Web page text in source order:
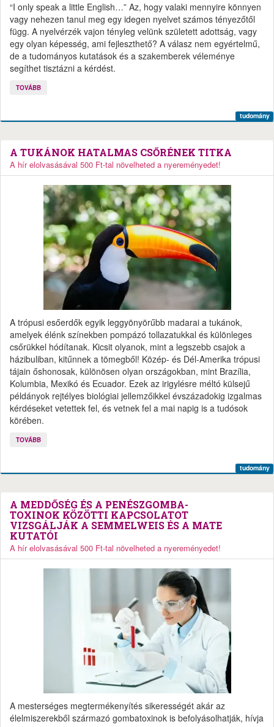
“I only speak a little English…” Az, hogy valaki mennyire könnyen
vagy nehezen tanul meg egy idegen nyelvet számos tényezőtől
függ. A nyelvérzék vajon tényleg velünk született adottság, vagy
egy olyan képesség, ami fejleszthető? A válasz nem egyértelmű,
de a tudományos kutatások és a szakemberek véleménye
segíthet tisztázni a kérdést.
TOVÁBB
tudomány
A TUKÁNOK HATALMAS CSŐRÉNEK TITKA
A hír elolvasásával 500 Ft-tal növelheted a nyereményedet!
A trópusi esőerdők egyik leggyönyörűbb madarai a tukánok,
amelyek élénk színekben pompázó tollazatukkal és különleges
csőrükkel hódítanak. Kicsit olyanok, mint a legszebb csajok a
házibuliban, kitűnnek a tömegből! Közép- és Dél-Amerika trópusi
tájain őshonosak, különösen olyan országokban, mint Brazília,
Kolumbia, Mexikó és Ecuador. Ezek az irigylésre méltó külsejű
példányok rejtélyes biológiai jellemzőikkel évszázadokig izgalmas
kérdéseket vetettek fel, és vetnek fel a mai napig is a tudósok
körében.
TOVÁBB
tudomány
A MEDDŐSÉG ÉS A PENÉSZGOMBA-
TOXINOK KÖZÖTTI KAPCSOLATOT
VIZSGÁLJÁK A SEMMELWEIS ÉS A MATE
KUTATÓI
A hír elolvasásával 500 Ft-tal növelheted a nyereményedet!
A mesterséges megtermékenyítés sikerességét akár az
élelmiszerekből származó gombatoxinok is befolyásolhatják, hívja